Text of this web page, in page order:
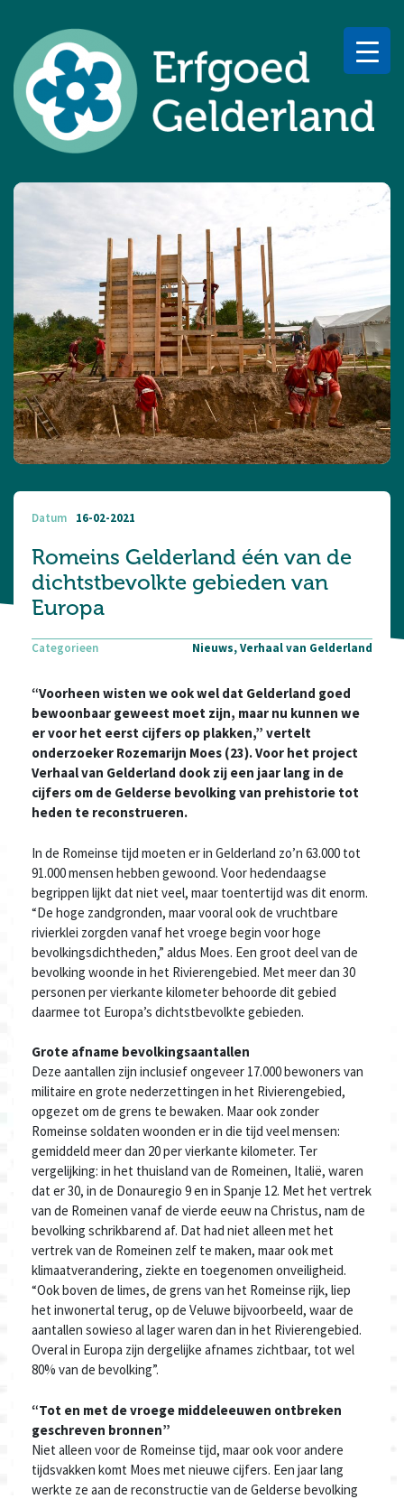
Datum 16-02-2021
Romeins Gelderland één van de
dichtstbevolkte gebieden van
Europa
Categorieen Nieuws, Verhaal van Gelderland
“Voorheen wisten we ook wel dat Gelderland goed
bewoonbaar geweest moet zijn, maar nu kunnen we
er voor het eerst cijfers op plakken,” vertelt
onderzoeker Rozemarijn Moes (23). Voor het project
Verhaal van Gelderland dook zij een jaar lang in de
cijfers om de Gelderse bevolking van prehistorie tot
heden te reconstrueren.
In de Romeinse tijd moeten er in Gelderland zo’n 63.000 tot
91.000 mensen hebben gewoond. Voor hedendaagse
begrippen lijkt dat niet veel, maar toentertijd was dit enorm.
“De hoge zandgronden, maar vooral ook de vruchtbare
rivierklei zorgden vanaf het vroege begin voor hoge
bevolkingsdichtheden,” aldus Moes. Een groot deel van de
bevolking woonde in het Rivierengebied. Met meer dan 30
personen per vierkante kilometer behoorde dit gebied
daarmee tot Europa’s dichtstbevolkte gebieden.
Grote afname bevolkingsaantallen
Deze aantallen zijn inclusief ongeveer 17.000 bewoners van
militaire en grote nederzettingen in het Rivierengebied,
opgezet om de grens te bewaken. Maar ook zonder
Romeinse soldaten woonden er in die tijd veel mensen:
gemiddeld meer dan 20 per vierkante kilometer. Ter
vergelijking: in het thuisland van de Romeinen, Italië, waren
dat er 30, in de Donauregio 9 en in Spanje 12. Met het vertrek
van de Romeinen vanaf de vierde eeuw na Christus, nam de
bevolking schrikbarend af. Dat had niet alleen met het
vertrek van de Romeinen zelf te maken, maar ook met
klimaatverandering, ziekte en toegenomen onveiligheid.
“Ook boven de limes, de grens van het Romeinse rijk, liep
het inwonertal terug, op de Veluwe bijvoorbeeld, waar de
aantallen sowieso al lager waren dan in het Rivierengebied.
Overal in Europa zijn dergelijke afnames zichtbaar, tot wel
80% van de bevolking”.
“Tot en met de vroege middeleeuwen ontbreken
geschreven bronnen”
Niet alleen voor de Romeinse tijd, maar ook voor andere
tijdsvakken komt Moes met nieuwe cijfers. Een jaar lang
werkte ze aan de reconstructie van de Gelderse bevolking